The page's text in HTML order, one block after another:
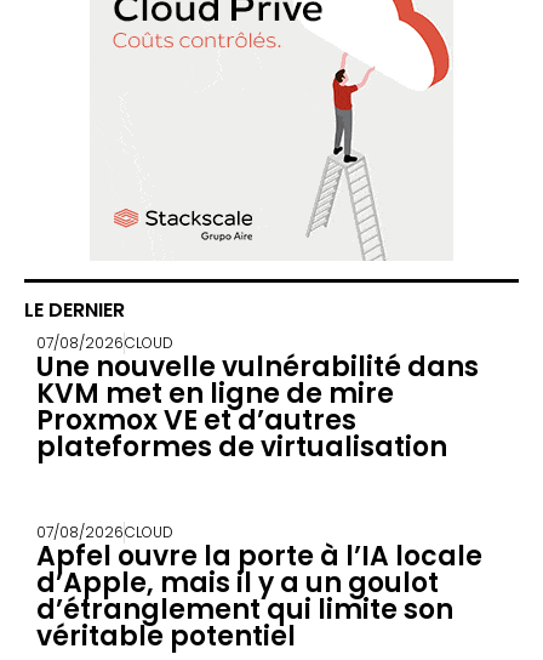
LE DERNIER
07/08/2026CLOUD
Une nouvelle vulnérabilité dans
KVM met en ligne de mire
Proxmox VE et d’autres
plateformes de virtualisation
07/08/2026CLOUD
Apfel ouvre la porte à l’IA locale
d’Apple, mais il y a un goulot
d’étranglement qui limite son
véritable potentiel